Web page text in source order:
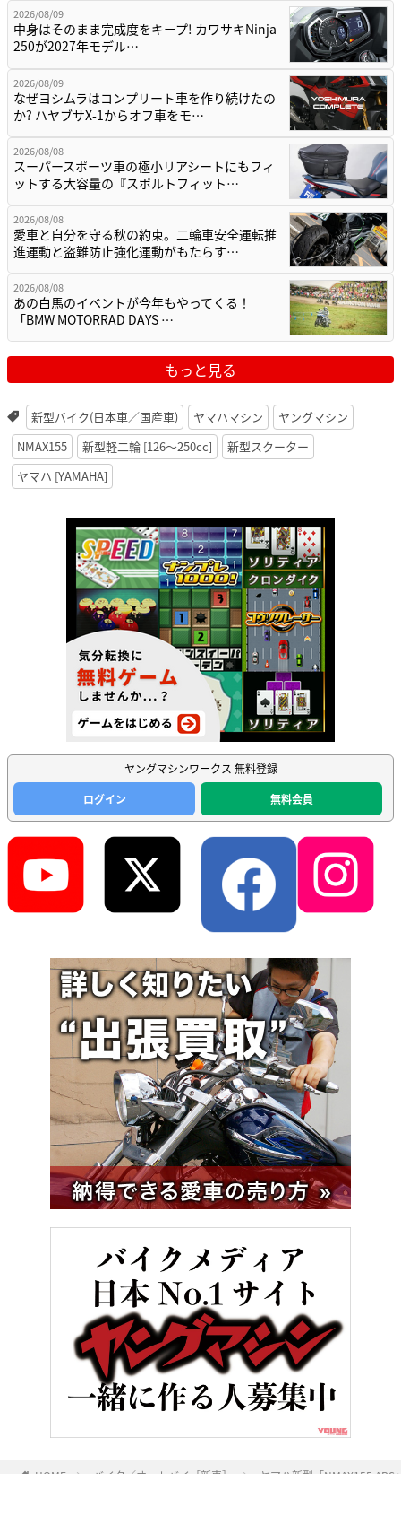
2026/08/09
中身はそのまま完成度をキープ! カワサキNinja
250が2027年モデル…
2026/08/09
なぜヨシムラはコンプリート車を作り続けたの
か? ハヤブサX-1からオフ車をモ…
2026/08/08
スーパースポーツ車の極小リアシートにもフィ
ットする大容量の『スポルトフィット…
2026/08/08
愛車と自分を守る秋の約束。二輪車安全運転推
進運動と盗難防止強化運動がもたらす…
2026/08/08
あの白馬のイベントが今年もやってくる！
「BMW MOTORRAD DAYS …
もっと見る
新型バイク(日本車／国産車) ヤマハマシン
ヤングマシン
NMAX155
新型軽二輪 [126〜250cc]
新型スクーター
ヤマハ [YAMAHA]
ヤングマシンワークス 無料登録
ログイン
無料会員
HOME バイク／オートバイ［新車］ ヤマハ新型「NMAX155